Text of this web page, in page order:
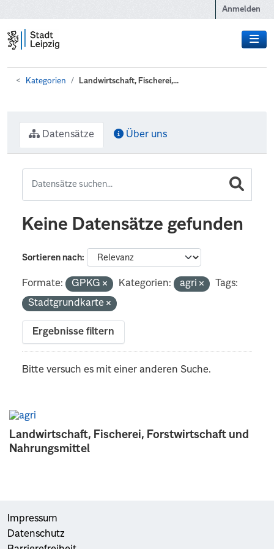
Anmelden
Kategorien Landwirtschaft, Fischerei,...
Landwirtschaft, Fischerei, Forstwirtschaft und
Nahrungsmittel
Datensätze Über uns
Keine Datensätze gefunden
Sortieren nach
Formate: GPKG Kategorien: agri
Tags:
Stadtgrundkarte
Ergebnisse filtern
Bitte versuch es mit einer anderen Suche.
Impressum
Datenschutz